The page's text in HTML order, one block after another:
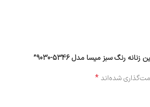
سبز میسا مدل 5346-9030”
شده‌اند*